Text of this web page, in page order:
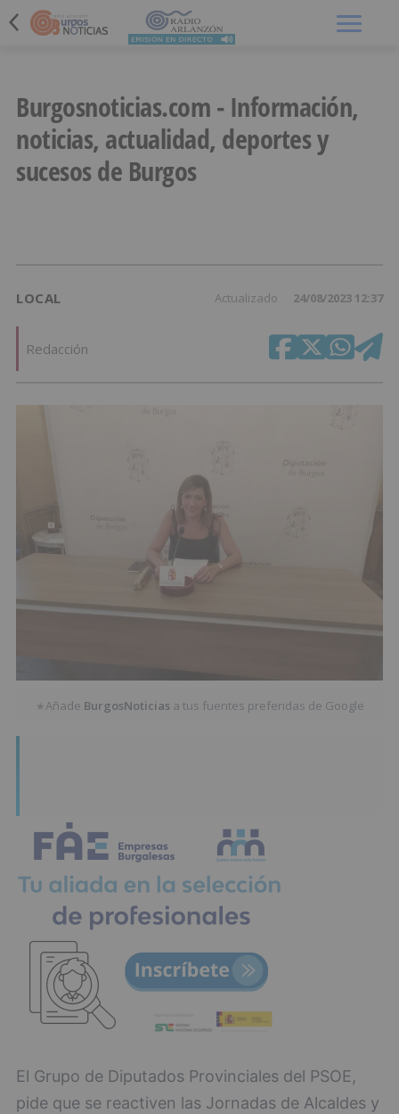
Burgosnoticias.com - Información,
noticias, actualidad, deportes y
sucesos de Burgos
LOCAL Actualizado 24/08/2023 12:37
Redacción
★Añade BurgosNoticias a tus fuentes preferidas de Google
El Grupo de Diputados Provinciales del PSOE,
pide que se reactiven las Jornadas de Alcaldes y